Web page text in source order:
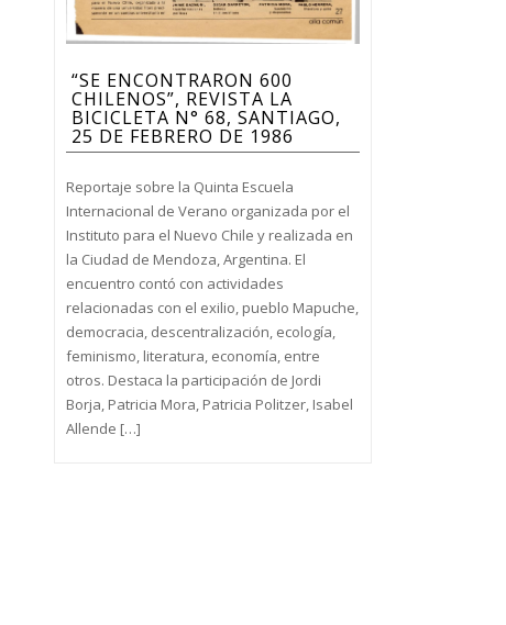
“SE ENCONTRARON 600
CHILENOS”, REVISTA LA
BICICLETA N° 68, SANTIAGO,
25 DE FEBRERO DE 1986
Reportaje sobre la Quinta Escuela
Internacional de Verano organizada por el
Instituto para el Nuevo Chile y realizada en
la Ciudad de Mendoza, Argentina. El
encuentro contó con actividades
relacionadas con el exilio, pueblo Mapuche,
democracia, descentralización, ecología,
feminismo, literatura, economía, entre
otros. Destaca la participación de Jordi
Borja, Patricia Mora, Patricia Politzer, Isabel
Allende […]